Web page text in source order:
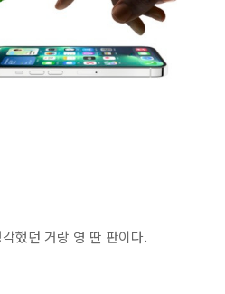
했던 거랑 영 딴 판이다.